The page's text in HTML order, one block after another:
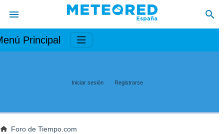
Principal
Iniciar sesión Registrarse
Foro de Tiempo.com